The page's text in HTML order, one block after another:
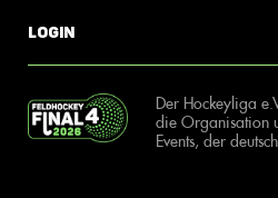
Login
Der Hockeyliga
die Organisation
Events, der